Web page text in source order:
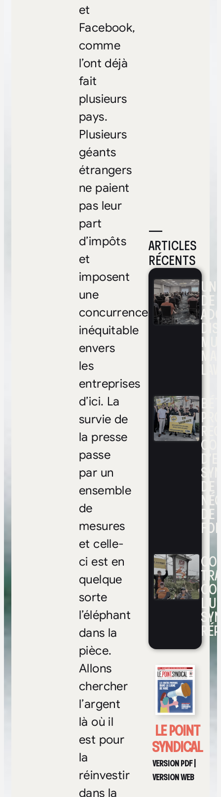
—
ARTICLES
RÉCENTS
DE
DE
DE
FOI
LE POINT
SYNDICAL
VERSION PDF|
VERSION WEB
et
Facebook,
comme
l’ont déjà
fait
plusieurs
pays.
Plusieurs
géants
étrangers
ne paient
pas leur
part
d’impôts
et
imposent
une
concurrence
inéquitable
envers
les
entreprises
d’ici. La
survie de
la presse
passe
par un
ensemble
de
mesures
et celle-
ci est en
quelque
sorte
l’éléphant
dans la
pièce.
Allons
chercher
l’argent
là où il
est pour
la
réinvestir
dans la